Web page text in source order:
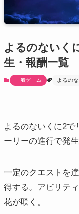
よるのないく
生・報酬一覧
一般ゲーム よるの
よるのないくに2で
ーリーの進行で発
一定のクエストを
得する。アビリテ
花が咲く。